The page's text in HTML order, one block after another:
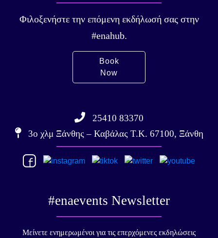
25410 83370
3ο χλμ Ξάνθης – Καβάλας Τ.Κ. 67100, Ξάνθη
Φιλοξενήστε την επόμενη εκδήλωσή σας στην
#enahub.
Book
Now
#enaevents Newsletter
Μείνετε ενημερωμένοι για τις επερχόμενες εκδηλώσεις